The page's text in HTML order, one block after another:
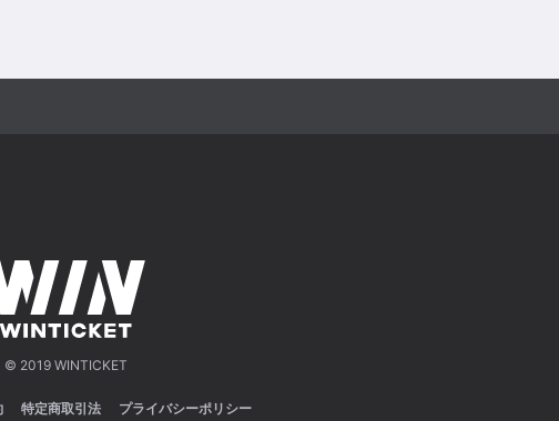
© 2019 WINTICKET
特定商取引法 プライバシーポリシー